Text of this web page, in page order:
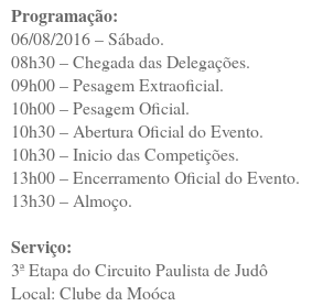
Programação:
06/08/2016 – Sábado.
08h30 – Chegada das Delegações.
09h00 – Pesagem Extraoficial.
10h00 – Pesagem Oficial.
10h30 – Abertura Oficial do Evento.
10h30 – Inicio das Competições.
13h00 – Encerramento Oficial do Evento.
13h30 – Almoço.
Serviço:
3ª Etapa do Circuito Paulista de Judô
Local: Clube da Moóca